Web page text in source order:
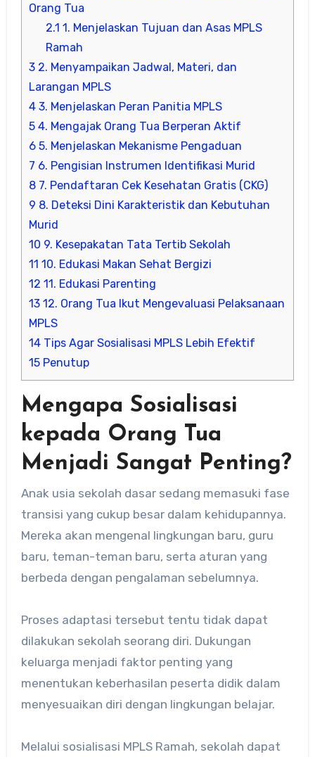
Orang Tua
2.1 1. Menjelaskan Tujuan dan Asas MPLS
Ramah
32. Menyampaikan Jadwal, Materi, dan
Larangan MPLS
43. Menjelaskan Peran Panitia MPLS
54. Mengajak Orang Tua Berperan Aktif
65. Menjelaskan Mekanisme Pengaduan
7 6. Pengisian Instrumen Identifikasi Murid
87. Pendaftaran Cek Kesehatan Gratis (CKG)
9 8. Deteksi Dini Karakteristik dan Kebutuhan
Murid
10 9. Kesepakatan Tata Tertib Sekolah
11 10. Edukasi Makan Sehat Bergizi
12 11. Edukasi Parenting
1312. Orang Tua Ikut Mengevaluasi Pelaksanaan
MPLS
14Tips Agar Sosialisasi MPLS Lebih Efektif
15Penutup
Mengapa Sosialisasi
kepada Orang Tua
Menjadi Sangat Penting?
Anak usia sekolah dasar sedang memasuki fase
transisi yang cukup besar dalam kehidupannya.
Mereka akan mengenal lingkungan baru, guru
baru, teman-teman baru, serta aturan yang
berbeda dengan pengalaman sebelumnya.
Proses adaptasi tersebut tentu tidak dapat
dilakukan sekolah seorang diri. Dukungan
keluarga menjadi faktor penting yang
menentukan keberhasilan peserta didik dalam
menyesuaikan diri dengan lingkungan belajar.
Melalui sosialisasi MPLS Ramah, sekolah dapat